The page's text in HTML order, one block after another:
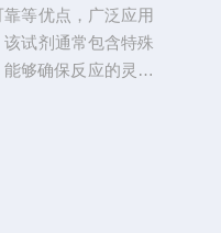
等优点，广泛应用
试剂通常包含特殊
够确保反应的灵敏
过低的温度下，以